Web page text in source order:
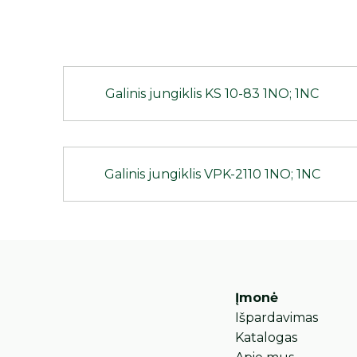
Galinis jungiklis KS 10-83 1NO; 1NC
Galinis jungiklis VPK-2110 1NO; 1NC
Įmonė
Išpardavimas
Katalogas